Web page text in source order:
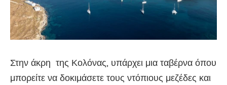
Στην άκρη της Κολόνας, υπάρχει μια ταβέρνα όπου
μπορείτε να δοκιμάσετε τους ντόπιους μεζέδες και